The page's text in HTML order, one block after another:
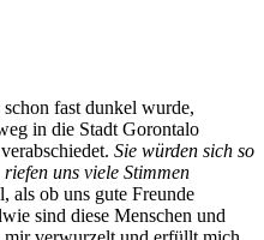
fast dunkel wurde,
in die Stadt Gorontalo
Sie würden sich so
uns viele Stimmen
als ob uns gute Freunde
sind diese Menschen und